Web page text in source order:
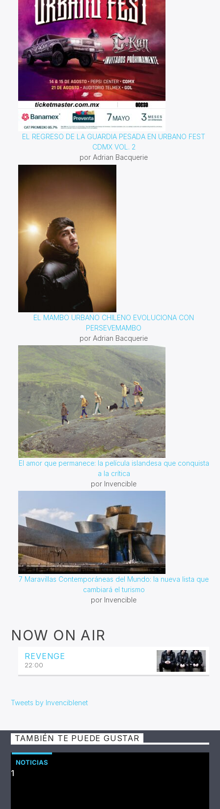
EL REGRESO DE LA GUARDIA PESADA EN URBANO FEST
CDMX VOL. 2
por Adrian Bacquerie
EL MAMBO URBANO CHILENO EVOLUCIONA CON
PERSEVEMAMBO
por Adrian Bacquerie
El amor que permanece: la película islandesa que conquista
a la crítica
por Invencible
7 Maravillas Contemporáneas del Mundo: la nueva lista que
cambiará el turismo
por Invencible
NOW ON AIR
REVENGE
22:00
Tweets by Invenciblenet
TAMBIÉN TE PUEDE GUSTAR
NOTICIAS
1